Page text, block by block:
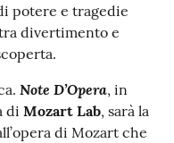
potere e tragedie
divertimento e
Note D’Opera, in
di Mozart Lab, sarà la
di Mozart che